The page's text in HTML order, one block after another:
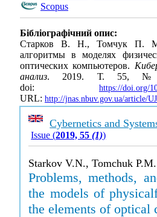
Scopus
Бібліографічний опис:
Старков В. Н., Томчук П.
алгоритмы в моделях
оптических компьютеров.
анализ. 2019. Т. 55, №
doi: https://doi.org/
URL: http://jnas.nbuv.gov.ua/article/
Cybernetics and
Issue (2019, 55(1))
Starkov V.N., Tomchuk P.M.
Problems, methods,
the models of
the elements of optical